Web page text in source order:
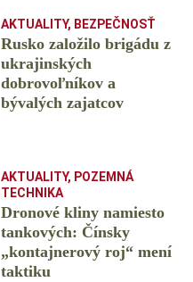
AKTUALITY, BEZPEČNOSŤ
Rusko založilo brigádu z
ukrajinských
dobrovoľníkov a
bývalých zajatcov
AKTUALITY, POZEMNÁ
TECHNIKA
Dronové kliny namiesto
tankových: Čínsky
️„kontajnerový roj“ mení
taktiku